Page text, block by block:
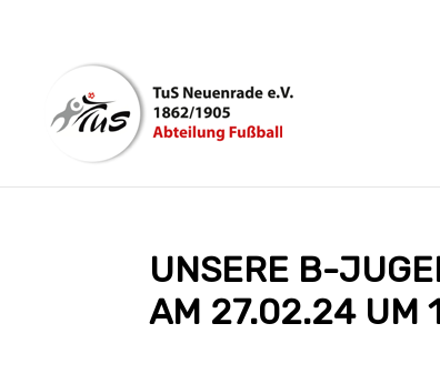
UNSERE B-
AM 27.02.24 UM